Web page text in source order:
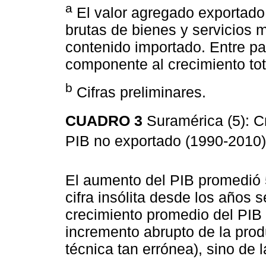
a El valor agregado
brutas de bienes y servicios
contenido importado. Entre
componente al crecimiento
b Cifras preliminares.
CUADRO 3 Suramérica (5):
PIB no exportado (1990-2010)
El aumento del PIB
cifra insólita desde los años
crecimiento promedio del
incremento abrupto de la
técnica tan errónea), sino de